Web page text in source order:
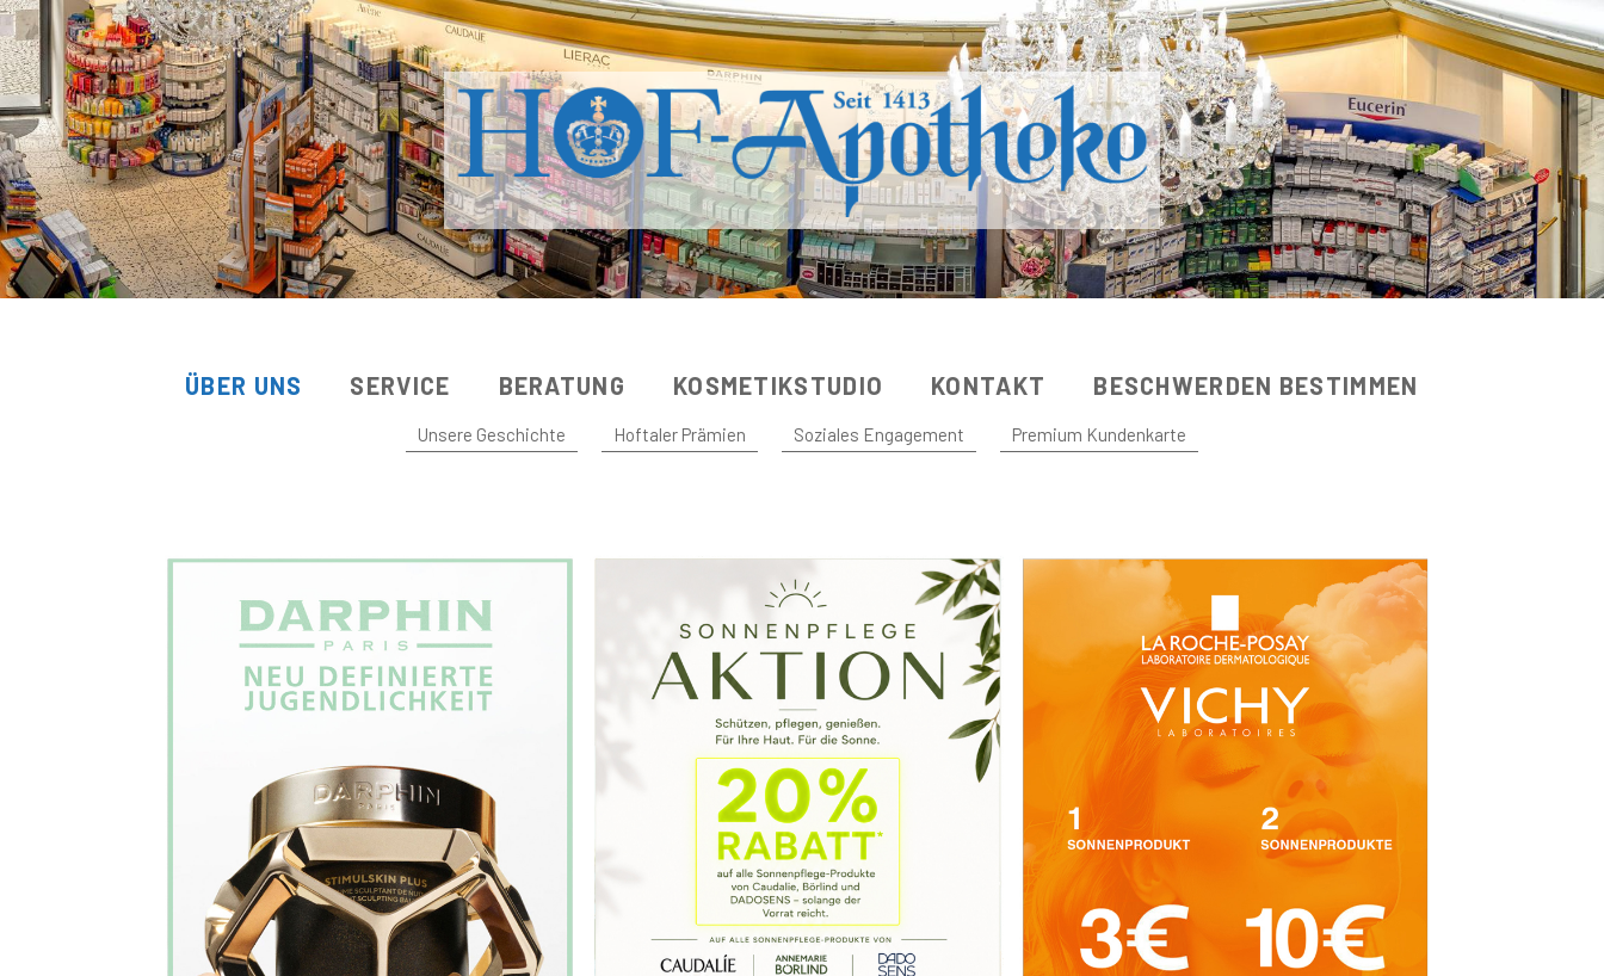
ÜBER UNS SERVICE BERATUNG KOSMETIKSTUDIO KONTAKT BESCHWERDEN BESTIMMEN
Unsere Geschichte Hoftaler Prämien Soziales Engagement Premium Kundenkarte